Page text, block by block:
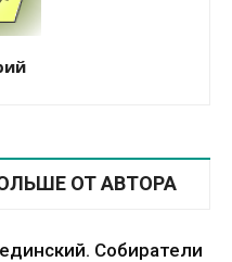
ОТ АВТОРА
Собиратели